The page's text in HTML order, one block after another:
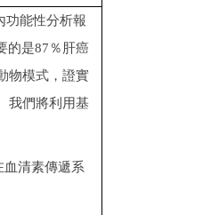
功能性分析報
的是87％肝癌
物模式，證實
我們將利用基
清素傳遞系